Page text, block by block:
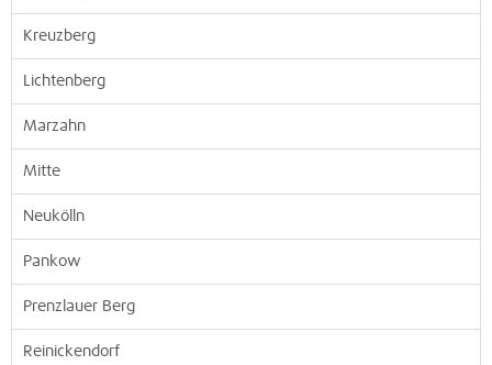
Kreuzberg
Lichtenberg
Marzahn
Mitte
Neukölln
Pankow
Prenzlauer Berg
Reinickendorf